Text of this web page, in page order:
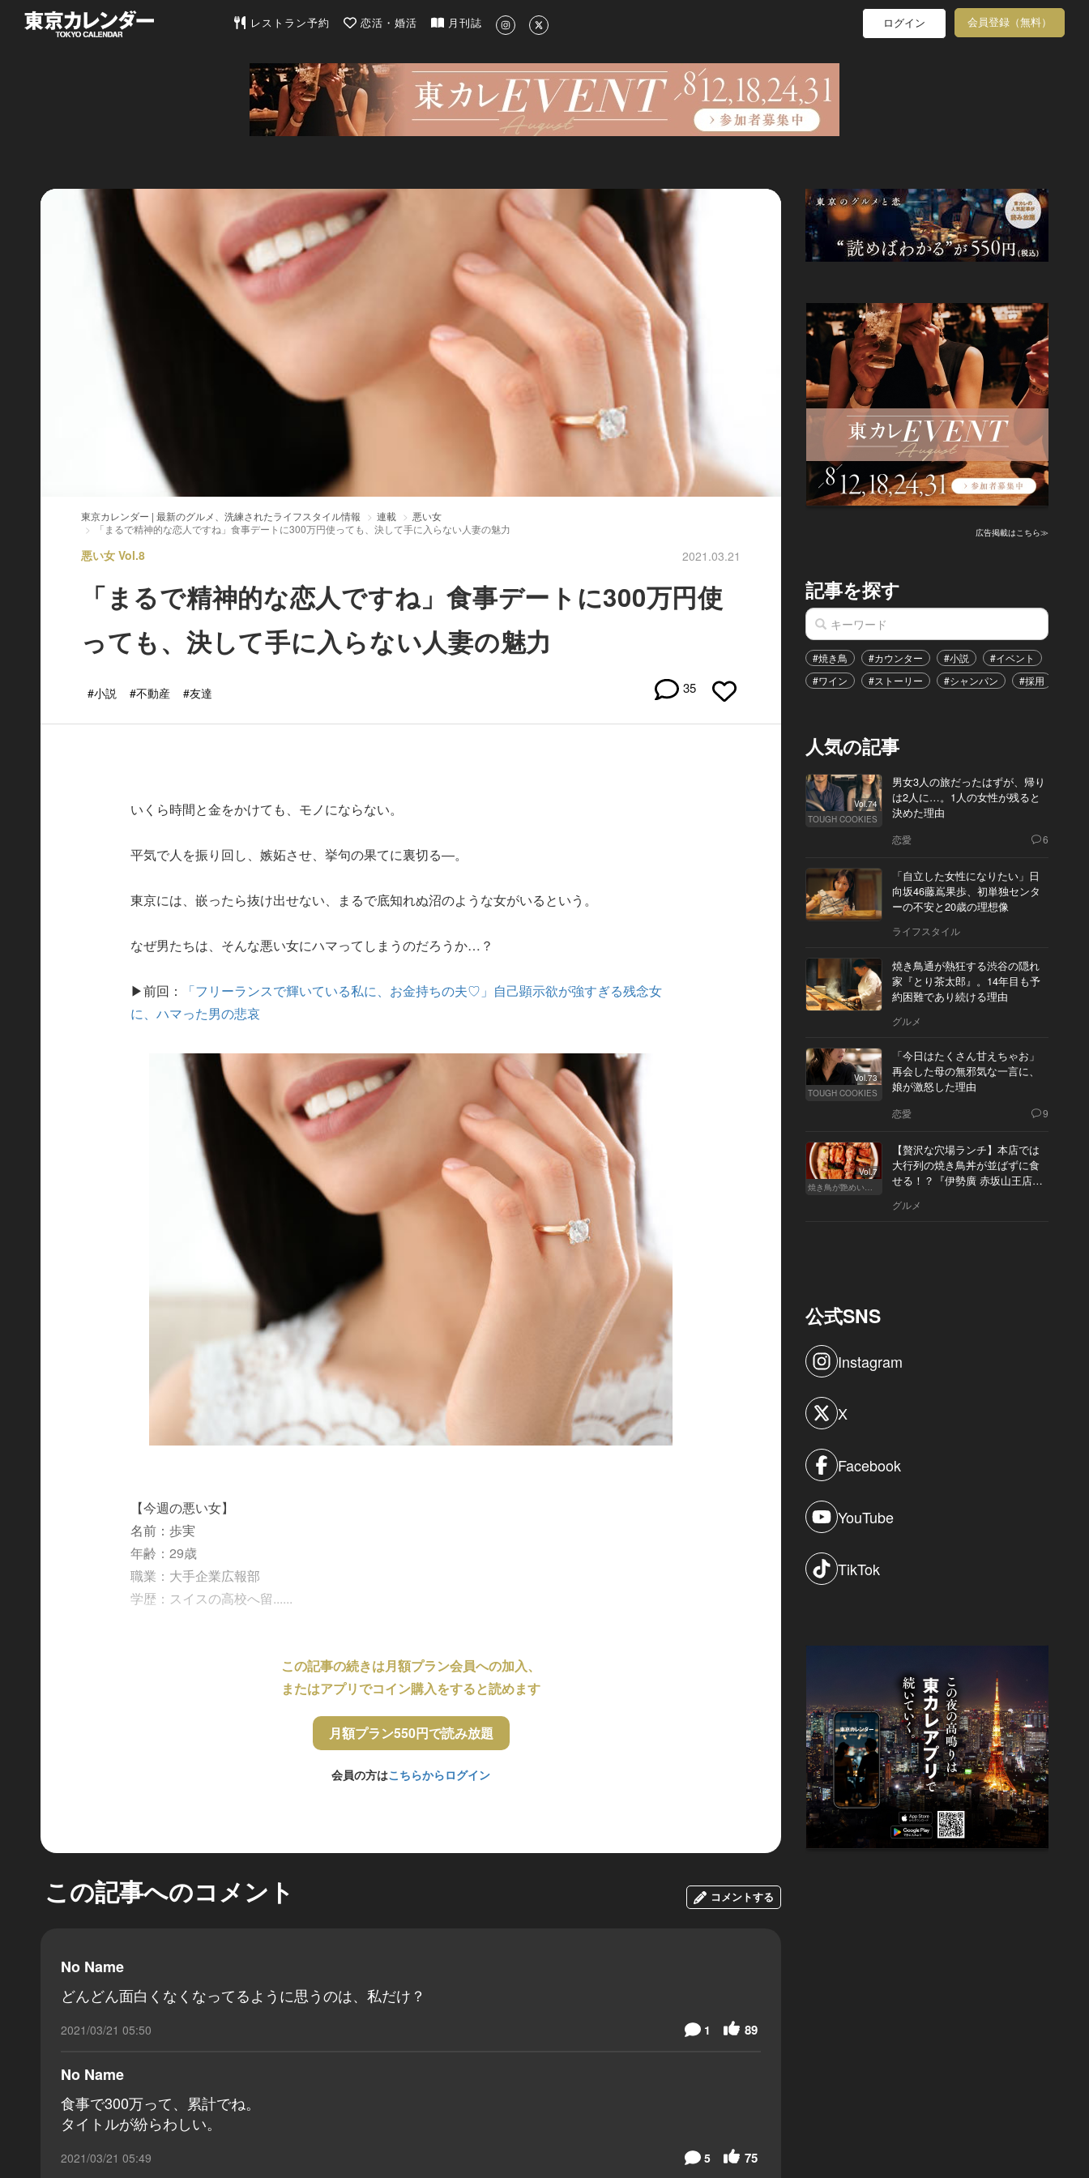
東京カレンダー | 最新のグルメ、洗練されたライフスタイル情報
レストラン予約 恋活・婚活 月刊誌 ログイン 会員登録（無料）
東京カレンダー | 最新のグルメ、洗練されたライフスタイル情報 連載
悪い女
「まるで精神的な恋人ですね」食事デートに300万円使っても、決して手に入らない人妻の魅力
悪い女 Vol.8 2021.03.21
「まるで精神的な恋人ですね」食事デートに300万円使
っても、決して手に入らない人妻の魅力
#小説 #不動産 #友達 35
いくら時間と金をかけても、モノにならない。
平気で人を振り回し、嫉妬させ、挙句の果てに裏切る―。
東京には、嵌ったら抜け出せない、まるで底知れぬ沼のような女がいるという。
なぜ男たちは、そんな悪い女にハマってしまうのだろうか…？
▶前回：
「フリーランスで輝いている私に、お金持ちの夫♡」自己顕示欲が強すぎる残念女
に、ハマった男の悲哀
【今週の悪い女】
名前：歩実
年齢：29歳
職業：大手企業広報部
学歴：スイスの高校へ留......
この記事の続きは月額プラン会員への加入、
またはアプリでコイン購入をすると読めます
月額プラン550円で読み放題
会員の方はこちらからログイン
この記事へのコメント コメントする
No Name
どんどん面白くなくなってるように思うのは、私だけ？
2021/03/21 05:50 89
1
No Name
食事で300万って、累計でね。
タイトルが紛らわしい。
2021/03/21 05:49 75
5
広告掲載はこちら≫
記事を探す
#焼き鳥 #カウンター #小説 #イベント
#ワイン
#ストーリー #シャンパン #採用
人気の記事
Vol.74
TOUGH COOKIES
男女3人の旅だったはずが、帰り
は2人に…。1人の女性が残ると
決めた理由
恋愛 6
「自立した女性になりたい」日
向坂46藤嶌果歩、初単独センタ
ーの不安と20歳の理想像
ライフスタイル
焼き鳥通が熱狂する渋谷の隠れ
家『とり茶太郎』。14年目も予
約困難であり続ける理由
グルメ
Vol.73
TOUGH COOKIES
「今日はたくさん甘えちゃお」
再会した母の無邪気な一言に、
娘が激怒した理由
恋愛 9
Vol.7
焼き鳥が艶めいてきた
【贅沢な穴場ランチ】本店では
大行列の焼き鳥丼が並ばずに食
せる！？『伊勢廣 赤坂山王店』
グルメ
公式SNS
Instagram
X
Facebook
YouTube
TikTok